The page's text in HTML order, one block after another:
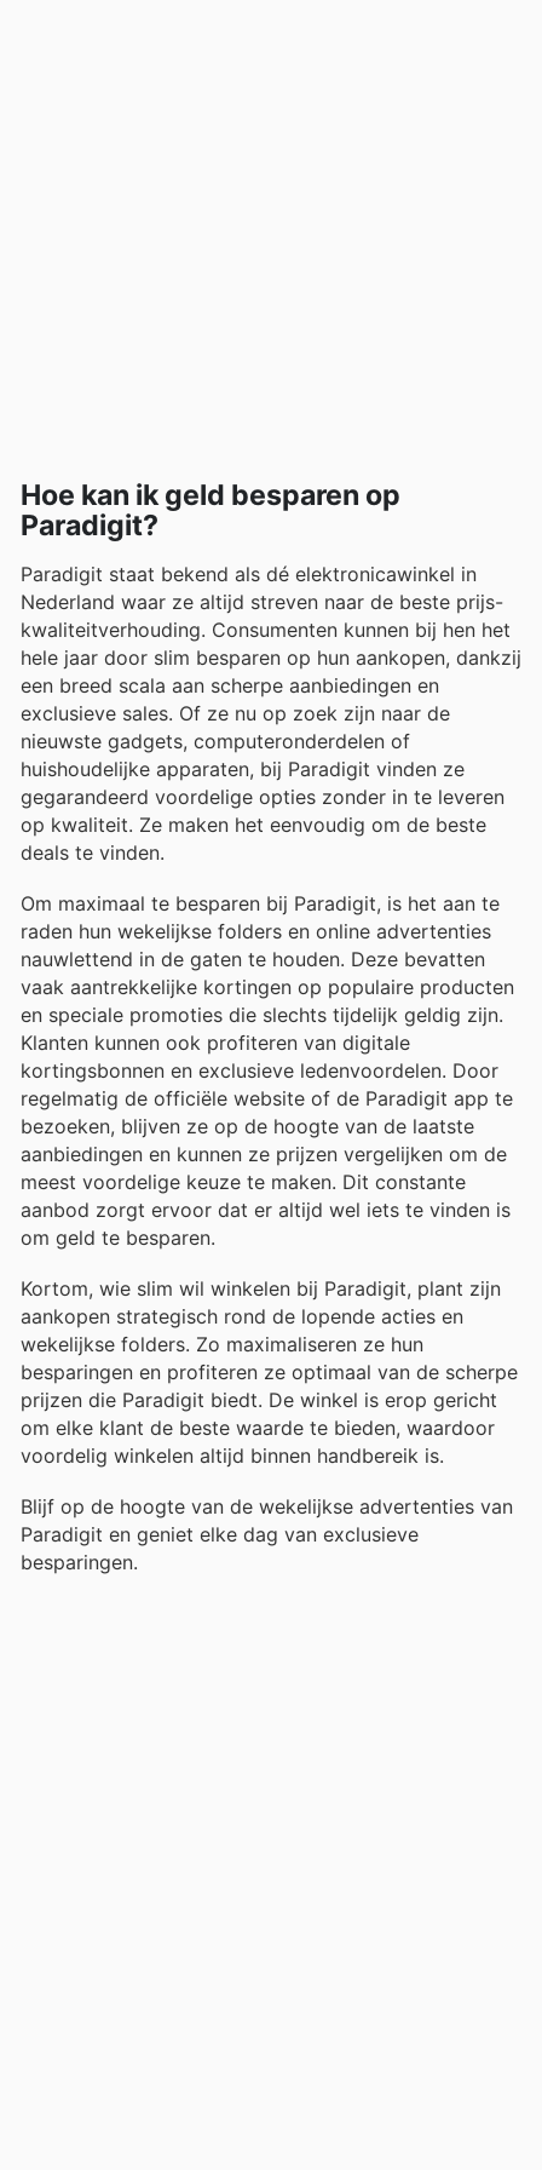
Hoe kan ik geld besparen op
Paradigit?
Paradigit staat bekend als dé elektronicawinkel in
Nederland waar ze altijd streven naar de beste prijs-
kwaliteitverhouding. Consumenten kunnen bij hen het
hele jaar door slim besparen op hun aankopen, dankzij
een breed scala aan scherpe aanbiedingen en
exclusieve sales. Of ze nu op zoek zijn naar de
nieuwste gadgets, computeronderdelen of
huishoudelijke apparaten, bij Paradigit vinden ze
gegarandeerd voordelige opties zonder in te leveren
op kwaliteit. Ze maken het eenvoudig om de beste
deals te vinden.
Om maximaal te besparen bij Paradigit, is het aan te
raden hun wekelijkse folders en online advertenties
nauwlettend in de gaten te houden. Deze bevatten
vaak aantrekkelijke kortingen op populaire producten
en speciale promoties die slechts tijdelijk geldig zijn.
Klanten kunnen ook profiteren van digitale
kortingsbonnen en exclusieve ledenvoordelen. Door
regelmatig de officiële website of de Paradigit app te
bezoeken, blijven ze op de hoogte van de laatste
aanbiedingen en kunnen ze prijzen vergelijken om de
meest voordelige keuze te maken. Dit constante
aanbod zorgt ervoor dat er altijd wel iets te vinden is
om geld te besparen.
Kortom, wie slim wil winkelen bij Paradigit, plant zijn
aankopen strategisch rond de lopende acties en
wekelijkse folders. Zo maximaliseren ze hun
besparingen en profiteren ze optimaal van de scherpe
prijzen die Paradigit biedt. De winkel is erop gericht
om elke klant de beste waarde te bieden, waardoor
voordelig winkelen altijd binnen handbereik is.
Blijf op de hoogte van de wekelijkse advertenties van
Paradigit en geniet elke dag van exclusieve
besparingen.